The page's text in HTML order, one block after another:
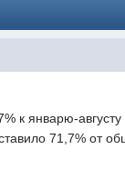
к январю-августу
71,7% от